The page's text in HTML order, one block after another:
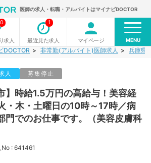
医師の求人・転職・アルバイトはマイナビDOCTOR
求人
0
最近見た求人
1
マイページ MENU
DOCTOR 非常勤(アルバイト)医師求人 兵庫県
人 募集停止
】時給1.5万円の高給与！美容経
木・土曜日の10時～17時／病
門でのお仕事です。（美容皮膚科
No : 641461